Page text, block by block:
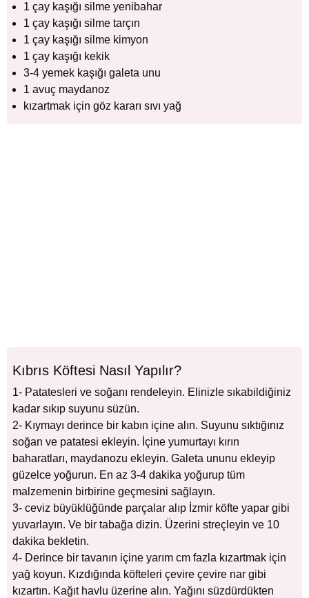
1 çay kaşığı silme yenibahar
1 çay kaşığı silme tarçın
1 çay kaşığı silme kimyon
1 çay kaşığı kekik
3-4 yemek kaşığı galeta unu
1 avuç maydanoz
kızartmak için göz kararı sıvı yağ
Kıbrıs Köftesi Nasıl Yapılır?
1- Patatesleri ve soğanı rendeleyin. Elinizle sıkabildiğiniz
kadar sıkıp suyunu süzün.
2- Kıymayı derince bir kabın içine alın. Suyunu sıktığınız
soğan ve patatesi ekleyin. İçine yumurtayı kırın
baharatları, maydanozu ekleyin. Galeta ununu ekleyip
güzelce yoğurun. En az 3-4 dakika yoğurup tüm
malzemenin birbirine geçmesini sağlayın.
3- ceviz büyüklüğünde parçalar alıp İzmir köfte yapar gibi
yuvarlayın. Ve bir tabağa dizin. Üzerini streçleyin ve 10
dakika bekletin.
4- Derince bir tavanın içine yarım cm fazla kızartmak için
yağ koyun. Kızdığında köfteleri çevire çevire nar gibi
kızartın. Kağıt havlu üzerine alın. Yağını süzdürdükten